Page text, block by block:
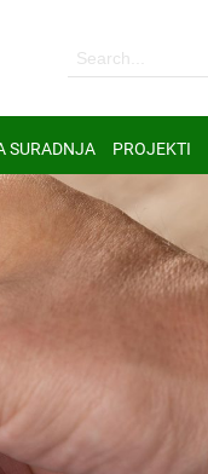
SURADNJA PROJEKTI